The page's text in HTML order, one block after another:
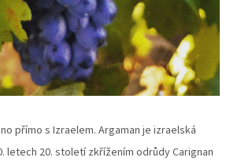
přímo s Izraelem. Argaman je izraelská
letech 20. století zkřížením odrůdy Carignan